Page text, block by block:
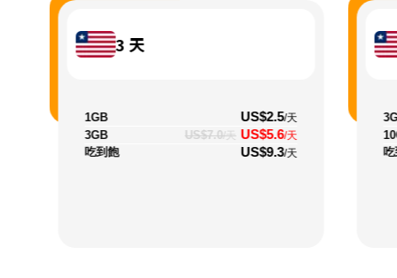
3 天
1GB US$2.5/天
3GB US$7.0/天 US$5.6/天
吃到飽 US$9.3/天
吃